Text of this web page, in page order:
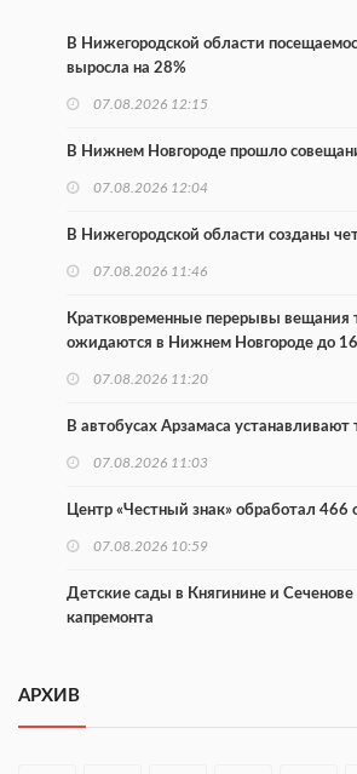
В Нижегородской области
выросла на 28%
07.08.2026 12:15
В Нижнем Новгороде прошло
07.08.2026 12:04
В Нижегородской области созданы
07.08.2026 11:46
Кратковременные перерывы вещания
ожидаются в Нижнем Новгороде до 16
07.08.2026 11:20
В автобусах Арзамаса
07.08.2026 11:03
Центр «Честный знак» обработал 466
07.08.2026 10:59
Детские сады в Княгинине и Сеченове
капремонта
В Сеченовском округе открыт лагерь
АРХИВ